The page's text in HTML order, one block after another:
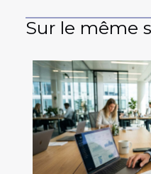
Sur le même